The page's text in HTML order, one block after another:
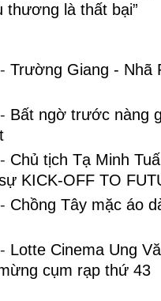
thương là thất bại”
- Trường Giang - Nhã
- Bất ngờ trước nàng
- Chủ tịch Tạ Minh
KICK-OFF TO
- Chồng Tây mặc áo
- Lotte Cinema Ung
cụm rạp thứ 43